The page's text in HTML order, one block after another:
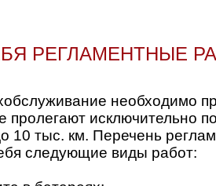
РЕГЛАМЕНТНЫЕ
необходимо
исключительно
тыс. км. Перечень
следующие виды работ: